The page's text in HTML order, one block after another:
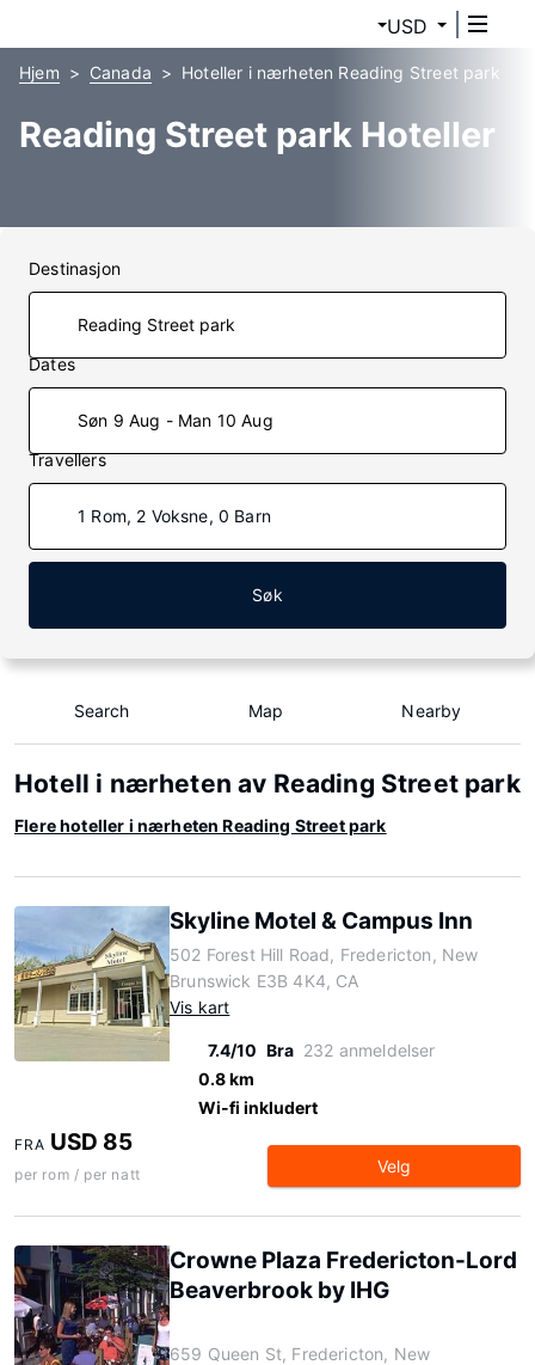
USD
Hjem Canada Hoteller i nærheten Reading Street park
Reading Street park Hoteller
Destinasjon
Dates
Søn 9 Aug - Man 10 Aug
Travellers
1 Rom, 2 Voksne, 0 Barn
Søk
Search Map Nearby
Hotell i nærheten av Reading Street park
Flere hoteller i nærheten Reading Street park
Skyline Motel & Campus Inn
502 Forest Hill Road, Fredericton, New
Brunswick E3B 4K4, CA
Vis kart
7.4/10 Bra 232 anmeldelser
0.8 km
Wi-fi inkludert
FRA USD 85
per rom / per natt Velg
Crowne Plaza Fredericton-Lord
Beaverbrook by IHG
659 Queen St, Fredericton, New